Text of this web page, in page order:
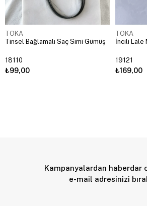
TOKA
Tinsel Bağlamalı Saç Simi Gümüş
18110
₺99,00
TOKA
İncili Lale
19121
₺169,00
Kampanyalardan haberdar
e-mail adresinizi